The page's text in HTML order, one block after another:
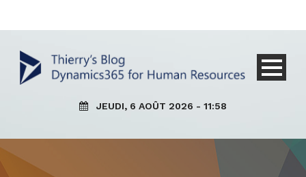
JEUDI, 6 AOÛT 2026 - 11:58